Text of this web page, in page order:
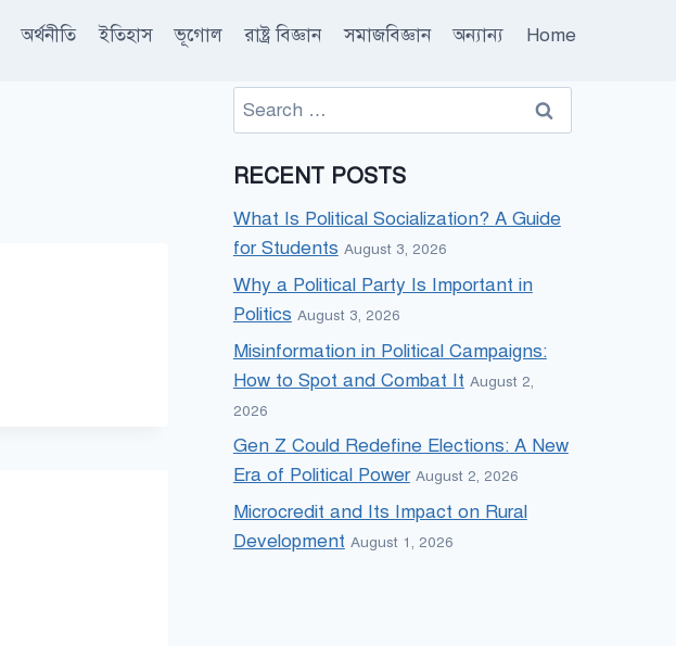
অর্থনীতি ইতিহাস ভূগোল রাষ্ট্র বিজ্ঞান সমাজবিজ্ঞান অন্যান্য Home
Search
for:
RECENT POSTS
What Is Political Socialization? A Guide
for Students August 3, 2026
Why a Political Party Is Important in
Politics August 3, 2026
Misinformation in Political Campaigns:
How to Spot and Combat It August 2,
2026
Gen Z Could Redefine Elections: A New
Era of Political Power August 2, 2026
Microcredit and Its Impact on Rural
Development August 1, 2026